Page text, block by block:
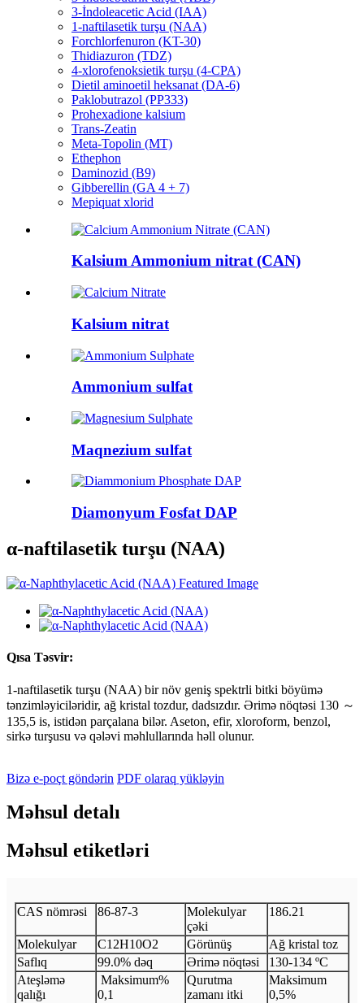
3-İndoleacetic Acid (IAA)
1-naftilasetik turşu (NAA)
Forchlorfenuron (KT-30)
Thidiazuron (TDZ)
4-xlorofenoksietik turşu (4-CPA)
Dietil aminoetil heksanat (DA-6)
Paklobutrazol (PP333)
Prohexadione kalsium
Trans-Zeatin
Meta-Topolin (MT)
Ethephon
Daminozid (B9)
Gibberellin (GA 4 + 7)
Mepiquat xlorid
Kalsium Ammonium nitrat (CAN)
Kalsium nitrat
Ammonium sulfat
Maqnezium sulfat
Diamonyum Fosfat DAP
α-naftilasetik turşu (NAA)
Qısa Təsvir:
1-naftilasetik turşu (NAA) bir növ geniş spektrli bitki böyümə
tənzimləyiciləridir, ağ kristal tozdur, dadsızdır. Ərimə nöqtəsi 130 ～
135,5 is, istidən parçalana bilər. Aseton, efir, xloroform, benzol,
sirkə turşusu və qələvi məhlullarında həll olunur.
Bizə e-poçt göndərin PDF olaraq yükləyin
Məhsul detalı
Məhsul etiketləri
CAS nömrəsi 86-87-3
Molekulyar
çəki
186.21
Molekulyar C12H10O2 Görünüş
Ağ kristal toz
Saflıq
99.0% dəq Ərimə nöqtəsi
130-134 ºC
Ateşləmə
qalığı
Maksimum%
0,1
Qurutma
zamanı itki
Maksimum
0,5%